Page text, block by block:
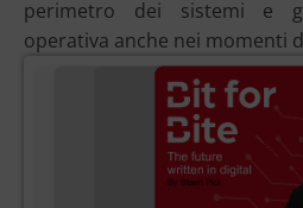
perimetro dei sistemi e
operativa anche nei momenti